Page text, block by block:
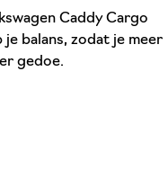
Caddy Cargo
balans, zodat je meer
gedoe.